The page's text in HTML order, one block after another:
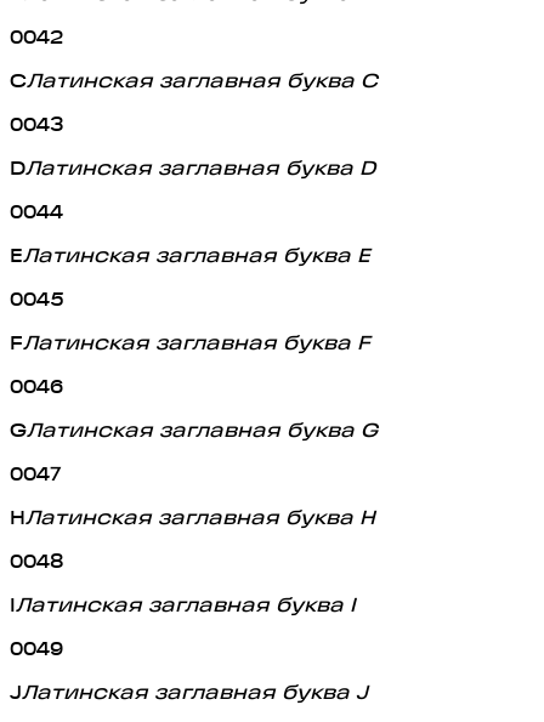
0042
CЛатинская заглавная буква C
0043
DЛатинская заглавная буква D
0044
EЛатинская заглавная буква E
0045
FЛатинская заглавная буква F
0046
GЛатинская заглавная буква G
0047
HЛатинская заглавная буква H
0048
IЛатинская заглавная буква I
0049
JЛатинская заглавная буква J